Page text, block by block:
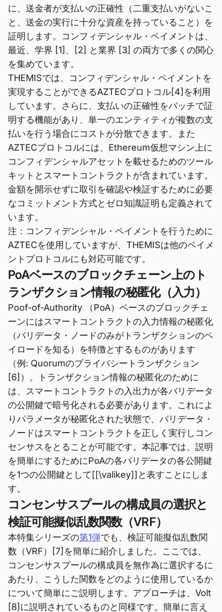
に、送金者が支払いの正確性（二重支払いがないこ
と、送金の実行に十分な資産を持っていること）を
証明します。コンフィデンシャル・ペイメントは、
最近、学界 [1]、[2] と業界 [3] の両方で多くの関心
を集めています。
THEMISでは、コンフィデンシャル・ペイメントを
実現することができるAZTECプロトコル[4]を利用
しています。さらに、支払いの正確性をバッチで証
明する機能があり、単一のエンティティが複数の支
払いを行う場合にコストが分散できます。また
AZTECプロトコルには、Ethereum仮想マシン上に
コンフィデンシャルアセットを載せるためのツール
キットとスマートコントラクトが含まれています。
金額を開示せずに取引を確認や検証するために必要
なコミットメント方式とゼロ知識証明も定義されて
います。
注：コンフィデンシャル・ペイメントを行うために
AZTECを使用していますが、THEMISは他のペイメ
ントプロトコルにも対応可能です。
PoAベースのブロックチェーン上のト
ランザクション情報の秘匿化（入力）
Poof-of-Authority （PoA）ベースのブロックチェ
ーンにはスマートコントラクトの入力情報の秘匿化
（バリデータ・ノードのみがトランザクションのペ
イロードを知る）を特徴とするものがあります
（例: Quorumのプライバシートランザクション
[6]）。トランザクション情報の秘匿化のために
は、スマートコントラクトの入出力が各バリデータ
の公開鍵で暗号化される必要があります。これによ
りパラメータが秘匿化された状態で、バリデータ・
ノードはスマートコントラクトを正しく実行しコン
センサスをとることが可能です。本記事では、説明
を簡単にするためにPoAの各バリデータの各公開鍵
を1つの公開鍵として[[\valikey]]と表すことにしま
す。
コンセンサスプールの構成員の選択と
検証可能擬似乱数関数（VRF）
本特集シリーズの第1弾でも、検証可能擬似乱数関
数（VRF）[7]を簡単に紹介しました。ここでは、
コンセンサスプールの構成員を無作為に選択するに
あたり、こうした関数をどのように使用しているか
について簡単にご説明します。アプローチは、Volt
[8]に説明されているものと同様です。簡単に言え